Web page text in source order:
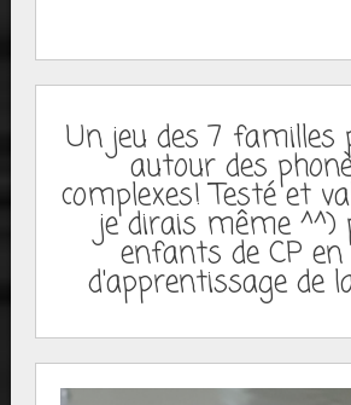
Un jeu des 7 familles
autour des
complexes! Testé et
je dirais même ^^)
enfants de CP en
d'apprentissage de